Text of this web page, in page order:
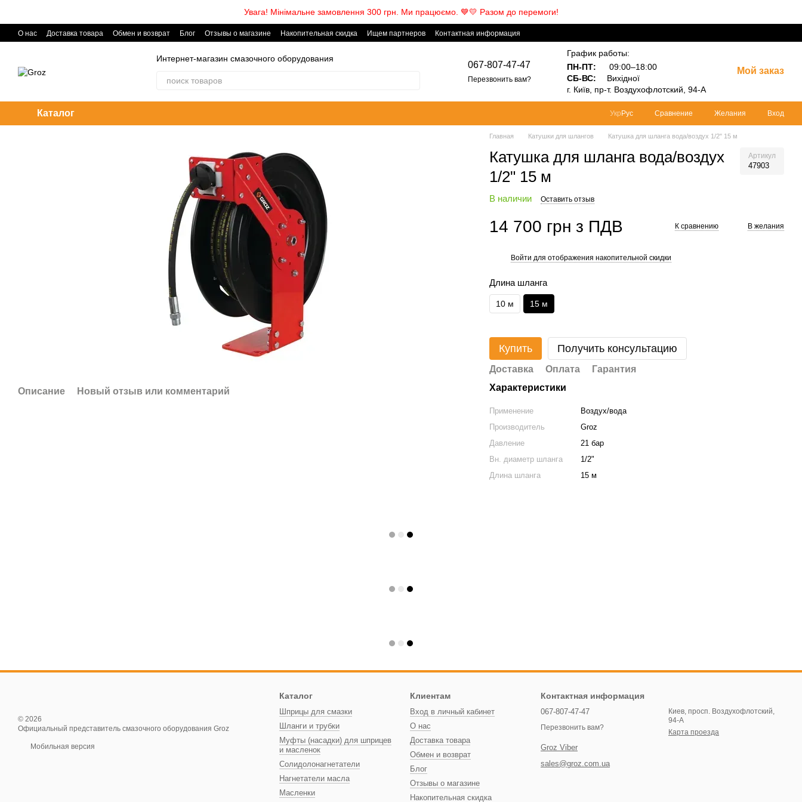
Увага! Мінімальне замовлення 300 грн. Ми працюємо. ​💙💛 Разом до перемоги!
О нас Доставка товара Обмен и возврат Блог Отзывы о магазине Накопительная скидка Ищем партнеров Контактная информация
Интернет-магазин смазочного оборудования
067-807-47-47
Перезвонить вам?
График работы:
ПН-ПТ:
09:00–18:00
СБ-ВС:
Вихідної
г. Київ, пр-т. Воздухофлотский, 94-А
Мой заказ
Каталог Укр Рус Сравнение Желания Вход
Описание Новый отзыв или комментарий
Главная Катушки для шлангов Катушка для шланга вода/воздух 1/2" 15 м
Катушка для шланга вода/воздух
1/2" 15 м
Артикул
47903
В наличии Оставить отзыв
14 700 грн з ПДВ К сравнению В желания
Войти для отображения накопительной скидки
Длина шланга
10 м 15 м
Купить Получить консультацию
Доставка Оплата
Гарантия
Характеристики
Применение
Воздух/вода
Производитель
Groz
Давление
21 бар
Вн. диаметр шланга
1/2"
Длина шланга
15 м
© 2026
Официальный представитель смазочного оборудования Groz
Мобильная версия
Каталог
Шприцы для смазки
Шланги и трубки
Муфты (насадки) для шприцев
и масленок
Солидолонагнетатели
Нагнетатели масла
Масленки
Клиентам
Вход в личный кабинет
О нас
Доставка товара
Обмен и возврат
Блог
Отзывы о магазине
Накопительная скидка
Контактная информация
067-807-47-47
Перезвонить вам?
Groz Viber
sales@groz.com.ua
Киев, просп. Воздухофлотский,
94-А
Карта проезда